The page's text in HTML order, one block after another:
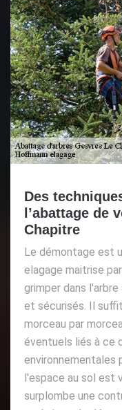
Des
l’abattage de
Chapitre
Le démontage est
elagage maitrise
grimper dans l'arbre
et sécurisés. Il
morceau par
éventuels liés à ce
environnementales
l'espace au sol est
surplombe une